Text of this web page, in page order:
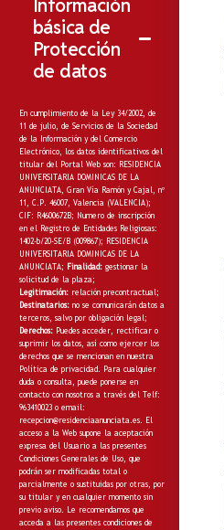
Información
básica de
Protección
de datos
En cumplimiento de la Ley 34/2002, de
11 de julio, de Servicios de la Sociedad
de la Información y del Comercio
Electrónico, los datos identificativos del
titular del Portal Web son: RESIDENCIA
UNIVERSITARIA DOMINICAS DE LA
ANUNCIATA, Gran Vía Ramón y Cajal, nº
11, C.P. 46007, Valencia (VALENCIA);
CIF: R4600672B; Numero de inscripción
en el Registro de Entidades Religiosas:
1402-b/20-SE/B (009867); RESIDENCIA
UNIVERSITARIA DOMINICAS DE LA
ANUNCIATA; Finalidad: gestionar la
solicitud de la plaza;
Legitimación: relación precontractual;
Destinatarios: no se comunicarán datos a
terceros, salvo por obligación legal;
Derechos: Puedes acceder, rectificar o
suprimir los datos, así como ejercer los
derechos que se mencionan en nuestra
Política de privacidad . Para cualquier
duda o consulta, puede ponerse en
contacto con nosotros a través del Telf:
963410023 o email:
recepcion@residenciaanunciata.es. El
acceso a la Web supone la aceptación
expresa del Usuario a las presentes
Condiciones Generales de Uso, que
podrán ser modificadas total o
parcialmente o sustituidas por otras, por
su titular y en cualquier momento sin
previo aviso. Le recomendamos que
acceda a las presentes condiciones de